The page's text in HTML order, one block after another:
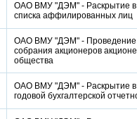
ОАО ВМУ "ДЭМ" - Раскрытие в
списка аффилированных
ОАО ВМУ "ДЭМ" - Проведение
собрания акционеров
общества
ОАО ВМУ "ДЭМ" - Раскрытие в
годовой бухгалтерской